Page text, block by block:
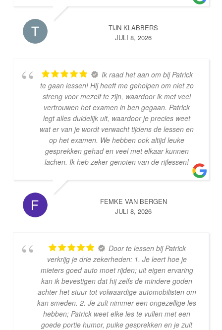
TIJN KLABBERS
JULI 8, 2026
Ik raad het aan om bij Patrick
te gaan lessen! Hij heeft me geholpen om niet zo
streng voor mezelf te zijn, waardoor ik met veel
vertrouwen het examen in ben gegaan. Patrick
legt alles duidelijk uit, waardoor je precies weet
wat er van je wordt verwacht tijdens de lessen en
op het examen. We hebben ook altijd leuke
gesprekken gehad en veel met elkaar kunnen
lachen. Ik heb zeker genoten van de rijlessen!
FEMKE VAN BERGEN
JULI 8, 2026
Door te lessen bij Patrick
verkrijg je drie zekerheden: 1. Je leert hoe je
mieters goed auto moet rijden; uit eigen ervaring
kan ik bevestigen dat hij zelfs de mindere goden
achter het stuur tot volwaardige automobilisten om
kan smeden. 2. Je zult nimmer een ongezellige les
hebben; Patrick weet elke les te vullen met een
goede portie humor, puike gesprekken en je zult